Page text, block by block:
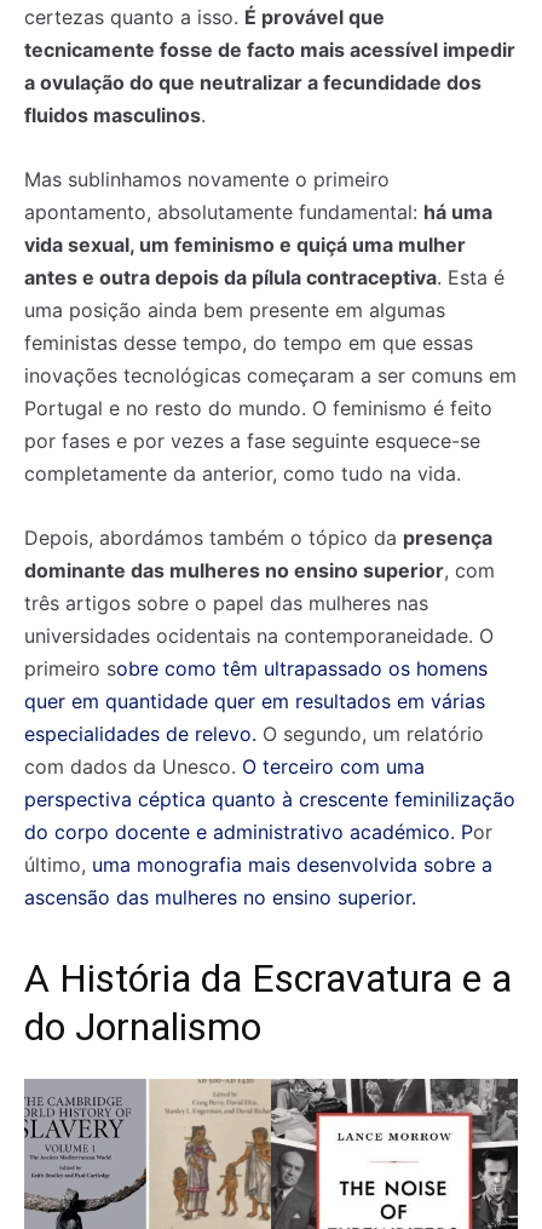
certezas quanto a isso. É provável que
tecnicamente fosse de facto mais acessível impedir
a ovulação do que neutralizar a fecundidade dos
fluidos masculinos.
Mas sublinhamos novamente o primeiro
apontamento, absolutamente fundamental: há uma
vida sexual, um feminismo e quiçá uma mulher
antes e outra depois da pílula contraceptiva. Esta é
uma posição ainda bem presente em algumas
feministas desse tempo, do tempo em que essas
inovações tecnológicas começaram a ser comuns em
Portugal e no resto do mundo. O feminismo é feito
por fases e por vezes a fase seguinte esquece-se
completamente da anterior, como tudo na vida.
Depois, abordámos também o tópico da presença
dominante das mulheres no ensino superior, com
três artigos sobre o papel das mulheres nas
universidades ocidentais na contemporaneidade. O
primeiro sobre como têm ultrapassado os homens
quer em quantidade quer em resultados em várias
especialidades de relevo. O segundo, um relatório
com dados da Unesco. O terceiro com uma
perspectiva céptica quanto à crescente feminilização
do corpo docente e administrativo académico. Por
último, uma monografia mais desenvolvida sobre a
ascensão das mulheres no ensino superior.
A História da Escravatura e a
do Jornalismo